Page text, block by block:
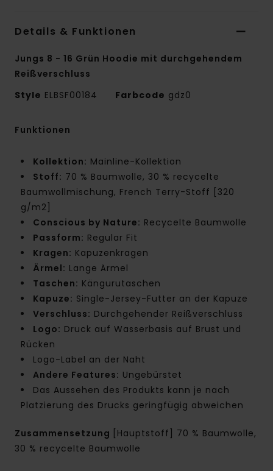
Details & Funktionen
Jungs 8 - 16 Grün Hoodie mit durchgehendem
Reißverschluss
Style ELBSF00184 Farbcode gdz0
Funktionen
Kollektion: Mainline-Kollektion
Stoff: 70 % Baumwolle, 30 % recycelte
Baumwollmischung, French Terry-Stoff [320
g/m2]
Conscious by Nature: Recycelte Baumwolle
Passform: Regular Fit
Kragen: Kapuzenkragen
Ärmel: Lange Ärmel
Taschen: Kängurutaschen
Kapuze: Single-Jersey-Futter an der Kapuze
Verschluss: Durchgehender Reißverschluss
Logo: Druck auf Wasserbasis auf Brust und
Rücken
Logo-Label an der Naht
Andere Features: Ungebürstet
Das Aussehen des Produkts kann je nach
Platzierung des Drucks geringfügig abweichen
Zusammensetzung
[Hauptstoff] 70 % Baumwolle,
30 % recycelte Baumwolle